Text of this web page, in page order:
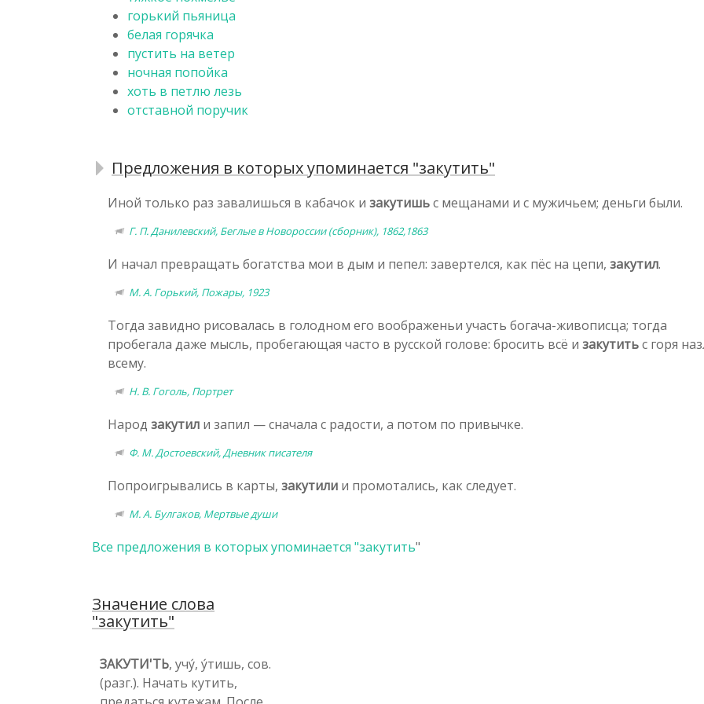
горький пьяница
белая горячка
пустить на ветер
ночная попойка
хоть в петлю лезь
отставной поручик
Предложения в которых упоминается "закутить"
Иной только раз завалишься в кабачок и закутишьс мещанами и с мужичьем; деньги были.
Г. П. Данилевский, Беглые в Новороссии (сборник), 1862,1863
И начал превращать богатства мои в дым и пепел: завертелся, как пёс на цепи, закутил.
М. А. Горький, Пожары, 1923
Тогда завидно рисовалась в голодном его воображеньи участь богача-живописца; тогда
пробегала даже мысль, пробегающая часто в русской голове: бросить всё и закутитьс горя
всему.
Н. В. Гоголь, Портрет
Народ закутил и запил — сначала с радости, а потом по привычке.
Ф. М. Достоевский, Дневник писателя
Попроигрывались в карты, закутили и промотались, как следует.
М. А. Булгаков, Мертвые души
Все предложения в которых упоминается "закутить"
Значение слова
"закутить"
ЗАКУТИ'ТЬ, учу́, у́тишь, сов.
(разг.). Начать кутить,